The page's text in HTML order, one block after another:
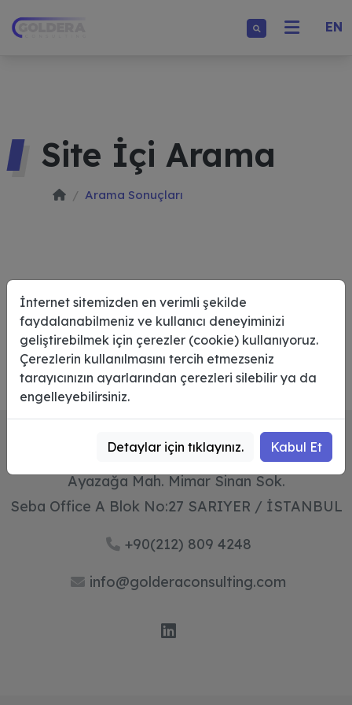
EN
Site İçi Arama
Arama Sonuçları
Ayazağa Mah. Mimar Sinan Sok.
Seba Office A Blok No:27 SARIYER / İSTANBUL
+90(212) 809 4248
info@golderaconsulting.com
İnternet sitemizden en verimli şekilde
faydalanabilmeniz ve kullanıcı deneyiminizi
geliştirebilmek için çerezler (cookie) kullanıyoruz.
Çerezlerin kullanılmasını tercih etmezseniz
tarayıcınızın ayarlarından çerezleri silebilir ya da
engelleyebilirsiniz.
Detaylar için tıklayınız. Kabul Et